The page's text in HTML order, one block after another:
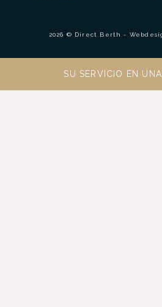
2026 © Direct Berth -
SU SERVICIO EN